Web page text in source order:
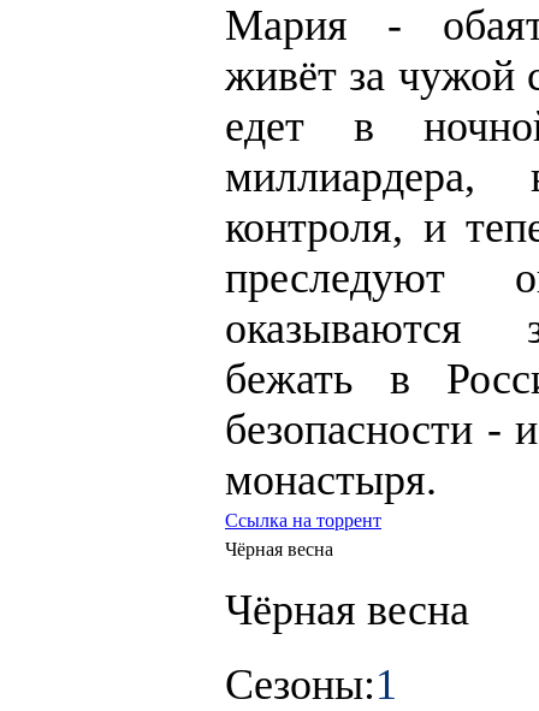
Мария -
живёт за чужой
едет в
миллиардера,
контроля, и
преследуют
оказываются
бежать в
безопасности -
монастыря.
Ссылка на торрент
Чёрная весна
Чёрная весна
Сезоны:1